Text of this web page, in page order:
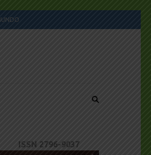
2796-9037